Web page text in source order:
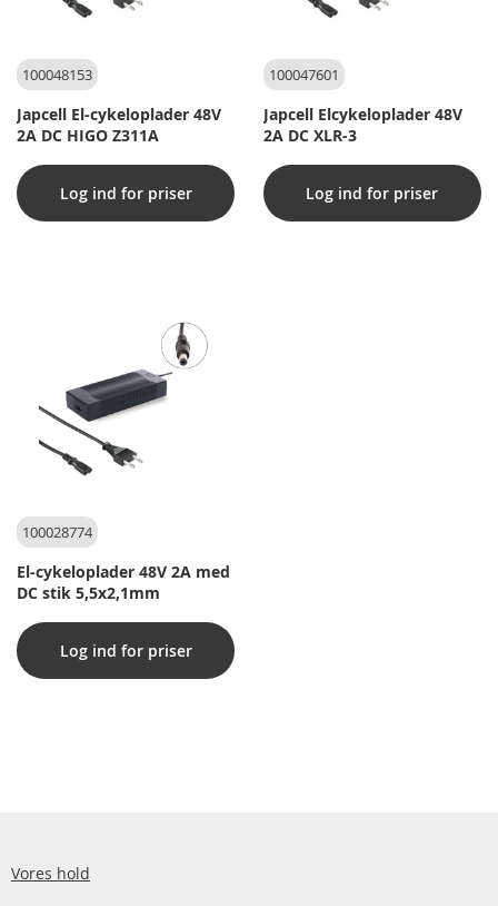
100048153
Japcell El-cykeloplader 48V
2A DC HIGO Z311A
Log ind for priser
100047601
Japcell Elcykeloplader 48V
2A DC XLR-3
Log ind for priser
100028774
El-cykeloplader 48V 2A med
DC stik 5,5x2,1mm
Log ind for priser
Vores hold